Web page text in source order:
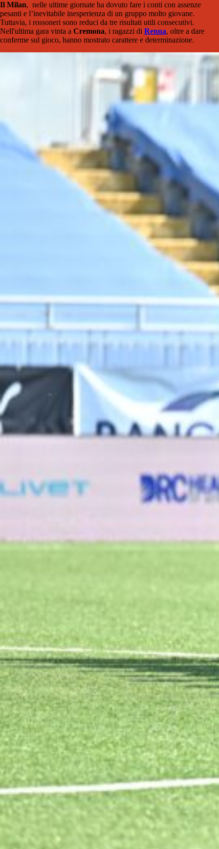
Il Milan, nelle ultime giornate ha dovuto fare i conti con assenze
pesanti e l’inevitabile inesperienza di un gruppo molto giovane.
Tuttavia, i rossoneri sono reduci da tre risultati utili consecutivi.
Nell'ultima gara vinta a Cremona, i ragazzi di Renna, oltre a dare
conferme sul gioco, hanno mostrato carattere e determinazione.